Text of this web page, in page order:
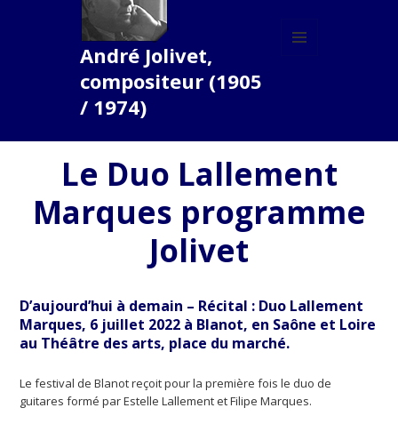
André Jolivet,
compositeur (1905
/ 1974)
Le Duo Lallement
Marques programme
Jolivet
D’aujourd’hui à demain – Récital : Duo Lallement
Marques, 6 juillet 2022 à Blanot, en Saône et Loire
au Théâtre des arts, place du marché.
Le festival de Blanot reçoit pour la première fois le duo de
guitares formé par Estelle Lallement et Filipe Marques.